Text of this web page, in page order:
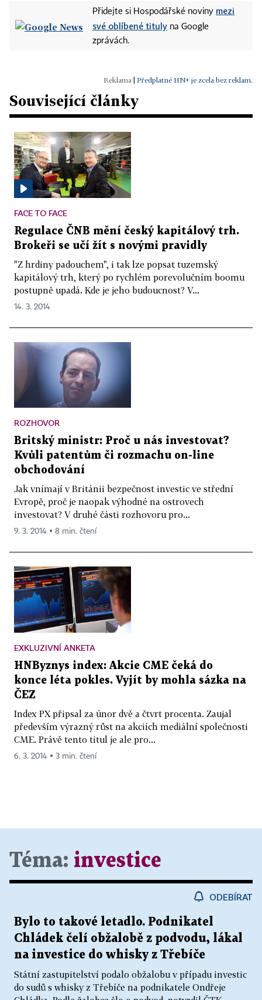
Přidejte si Hospodářské noviny mezi
své oblíbené tituly na Google
zprávách.
Předplatné HN+ je zcela bez reklam.
Související články
FACE TO FACE
Regulace ČNB mění český kapitálový trh.
Brokeři se učí žít s novými pravidly
"Z hrdiny padouchem", i tak lze popsat tuzemský
kapitálový trh, který po rychlém porevolučním boomu
postupně upadá. Kde je jeho budoucnost? V...
14. 3. 2014
ROZHOVOR
Britský ministr: Proč u nás investovat?
Kvůli patentům či rozmachu on-line
obchodování
Jak vnímají v Británii bezpečnost investic ve střední
Evropě, proč je naopak výhodné na ostrovech
investovat? V druhé části rozhovoru pro...
9. 3. 2014 ▪ 8 min. čtení
EXKLUZIVNÍ ANKETA
HNByznys index: Akcie CME čeká do
konce léta pokles. Vyjít by mohla sázka na
ČEZ
Index PX připsal za únor dvě a čtvrt procenta. Zaujal
především výrazný růst na akciích mediální společnosti
CME. Právě tento titul je ale pro...
6. 3. 2014 ▪ 3 min. čtení
Téma: investice
ODEBÍRAT
Bylo to takové letadlo. Podnikatel
Chládek čelí obžalobě z podvodu, lákal
na investice do whisky z Třebíče
Státní zastupitelství podalo obžalobu v případu investic
do sudů s whisky z Třebíče na podnikatele Ondřeje